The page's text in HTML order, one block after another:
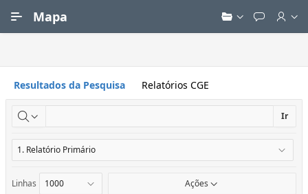
Mapa
Resultados da Pesquisa Relatórios CGE
Ir
Linhas Ações